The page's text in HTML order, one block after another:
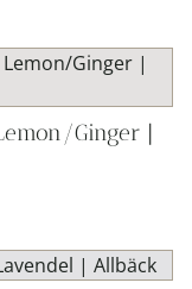
Ginger |